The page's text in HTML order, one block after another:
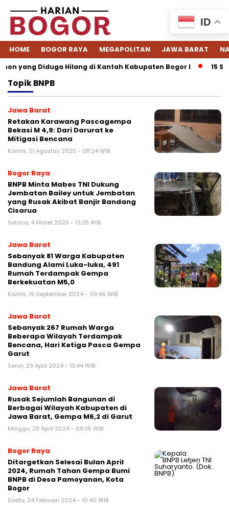
HOME BOGOR RAYA MEGAPOLITAN JAWA BARAT
yang Diduga Hilang di Kantah Kabupaten Bogor I 15
TopikBNPB
Jawa Barat
Retakan Karawang Pascagempa
Bekasi M 4,9: Dari Darurat ke
Mitigasi Bencana
Kamis, 21 Agustus 2025 - 08:24 WIB
Bogor Raya
BNPB Minta Mabes TNI Dukung
Jembatan Bailey untuk Jembatan
yang Rusak Akibat Banjir Bandang
Cisarua
Selasa, 4 Maret 2025 - 13:25 WIB
Jawa Barat
Sebanyak 81 Warga Kabupaten
Bandung Alami Luka-luka, 491
Rumah Terdampak Gempa
Berkekuatan M5,0
Kamis, 19 September 2024 - 09:46 WIB
Jawa Barat
Sebanyak 267 Rumah Warga
Beberapa Wilayah Terdampak
Bencana, Hari Ketiga Pasca Gempa
Garut
Senin, 29 April 2024 - 13:44 WIB
Jawa Barat
Rusak Sejumlah Bangunan di
Berbagai Wilayah Kabupaten di
Jawa Barat, Gempa M6,2 di Garut
Minggu, 28 April 2024 - 09:35 WIB
Bogor Raya
Ditargetkan Selesai Bulan April
2024, Rumah Tahan Gempa Bumi
BNPB di Desa Pamoyanan, Kota
Bogor
Sabtu, 24 Februari 2024 - 10:40 WIB
ID